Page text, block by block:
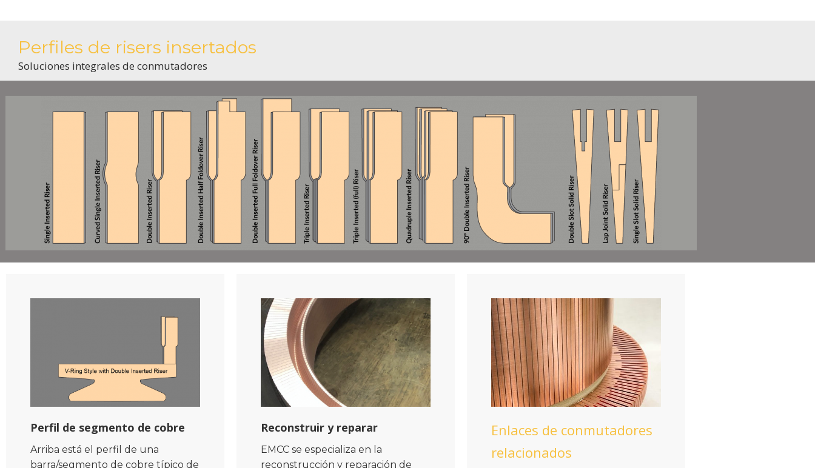
Perfiles de risers insertados
Soluciones integrales de conmutadores
Perfil de segmento de cobre
Arriba está el perfil de una
barra/segmento de cobre típico de
Reconstruir y reparar
EMCC se especializa en la
reconstrucción y reparación de
Enlaces de conmutadores
relacionados